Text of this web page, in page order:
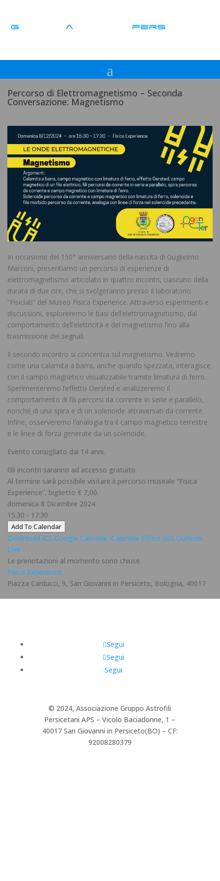
Percorso di Elettromagnetismo – Seconda
Conversazione: Magnetismo
In occasione del 150° anniversario della nascita di Guglielmo
Marconi, presentiamo un percorso di esperienze di
elettromagnetismo articolato in quattro incontri, ciascuno della
durata di due ore, che si svolgeranno presso il laboratorio
“Fisiclab” del Museo Fisica Experience. Attraverso esperimenti e
discussioni, esploreremo le basi dell’elettromagnetismo, dal
comportamento dell’elettricità e del magnetismo fino alla
trasmissione dei segnali.
Il secondo incontro si concentra sul magnetismo. Vedremo
come una calamita a barra, anche quando spezzata, interagisce
con il campo magnetico visualizzabile tramite limatura di ferro.
Sperimenteremo l’effetto Oersted e analizzeremo il
comportamento di fili percorsi da corrente in serie e parallelo,
nonché di una spira e di un solenoide attraversati da corrente.
Infine, osserveremo l’analogia tra il campo magnetico terrestre
e le linee di forza generate da un solenoide.
Evento consigliato dai 14 anni.
Gli incontri saranno ad accesso gratuito.
Al termine sarà possibile visitare il percorso museale “Fisica
Experience”, biglietto € 7,00.
domenica 8 Dicembre 2024
15:30 - 17:30
Add To Calendar
Download ICS Google Calendar iCalendar Office 365 Outlook
Live
Le prenotazioni al momento sono chiuse.
Fisica Experience
Piazza Carducci, 9, San Giovanni in Persiceto, Bologna, 40017
Segui
Segui
Segui
© 2024, Associazione Gruppo Astrofili
Persicetani APS – Vicolo Baciadonne, 1 –
40017 San Giovanni in Persiceto(BO) – CF:
92008280379